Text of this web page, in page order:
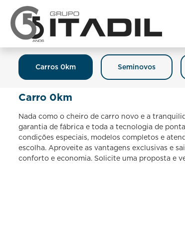
Carros 0km Seminovos
Carro 0km
Nada como o cheiro de carro novo e a
garantia de fábrica e toda a tecnologia de
condições especiais, modelos completos e
escolha. Aproveite as vantagens exclusivas e
conforto e economia. Solicite uma proposta e